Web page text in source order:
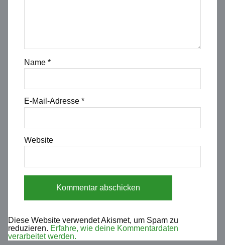
Name *
E-Mail-Adresse *
Website
Diese Website verwendet Akismet, um Spam zu
reduzieren. Erfahre, wie deine Kommentardaten
verarbeitet werden.